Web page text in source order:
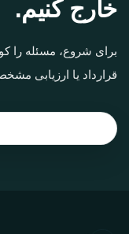
خارج کنیم.
برای شروع، مسئله را
قرارداد یا ارزیابی